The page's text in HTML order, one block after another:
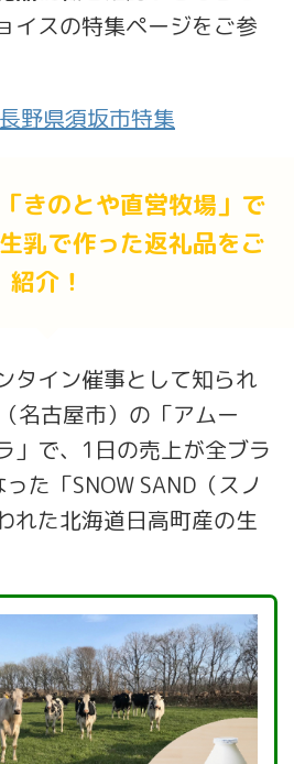
イスの特集ページをご参
野県須坂市特集
きのとや直営牧場」で
乳で作った返礼品をご
紹介！
タイン催事として知られ
名古屋市）の「アムー
」で、1日の売上が全ブラ
た「SNOW SAND（スノ
れた北海道日高町産の生